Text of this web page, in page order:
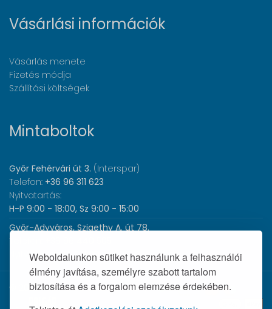
Weboldalunkon sütiket használunk a felhasználói
élmény javítása, személyre szabott tartalom
biztosítása és a forgalom elemzése érdekében.
Vásárlási információk
Vásárlás menete
Fizetés módja
Szállítási költségek
Mintaboltok
Győr Fehérvári út 3. (Interspar)
Telefon: +36 96 311 623
Nyitvatartás:
H-P 9:00 - 18:00, Sz 9:00 - 15:00
Győr-Adyváros, Szigethy A. út 78.
Telefon:
Nyitvatartás:H-P 8:00 - 17:00
© 2026 Wolf Orvosi Műszer Kft. |